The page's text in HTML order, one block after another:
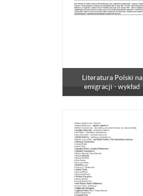
Literatura Polski na
emigracji - wykład